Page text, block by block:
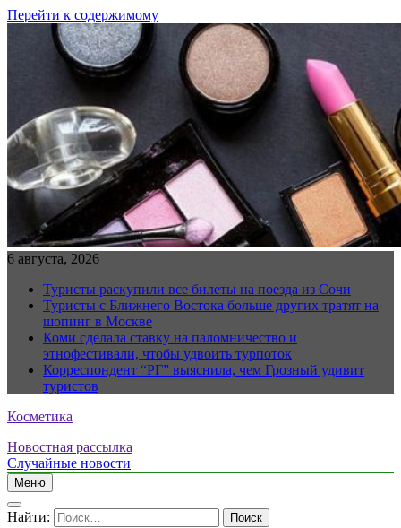
Перейти к содержимому
6 августа, 2026
Туристы раскупили все билеты на поезда из Сочи
Туристы с Ближнего Востока больше других тратят на
шопинг в Москве
Коми сделала ставку на паломничество и
этнофестивали, чтобы удвоить турпоток
Корреспондент “РГ” выяснила, чем Грозный удивит
туристов
Косметика
Новостная рассылка
Случайные новости
Меню
Найти: